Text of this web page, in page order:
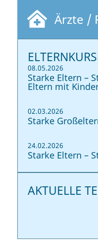
Ärzte /
08.05.2026
Starke Eltern –
Eltern mit
02.03.2026
Starke
24.02.2026
Starke Eltern –
AKTUELLE